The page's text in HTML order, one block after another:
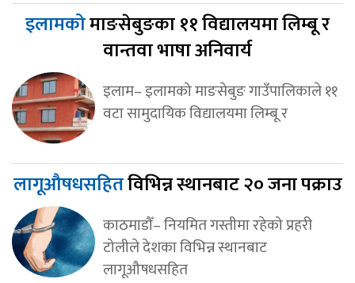
इलामकोमाङसेबुङका ११ विद्यालयमा लिम्बू र
वान्तवा भाषा अनिवार्य
इलाम– इलामको माङसेबुङ गाउँपालिकाले ११
वटा सामुदायिक विद्यालयमा लिम्बू र
लागूऔषधसहितविभिन्न स्थानबाट २० जना पक्राउ
काठमाडौँ– नियमित गस्तीमा रहेको प्रहरी
टोलीले देशका विभिन्न स्थानबाट
लागूऔषधसहित